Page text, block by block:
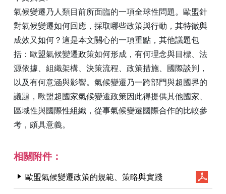
氣候變遷乃人類目前所面臨的一項全球性問題。歐盟針
對氣候變遷如何回應，採取哪些政策與行動，其特徵與
成效又如何？這是本文關心的一項重點，其他議題包
括：歐盟氣候變遷政策如何形成，有何理念與目標、法
源依據、組織架構、決策流程、政策措施、國際談判，
以及有何意涵與影響。氣候變遷乃一跨部門與超國界的
議題，歐盟超國家氣候變遷政策因此得提供其他國家、
區域性與國際性組織，從事氣候變遷國際合作的比較參
考，頗具意義。
相關附件：
歐盟氣候變遷政策的規範、策略與實踐